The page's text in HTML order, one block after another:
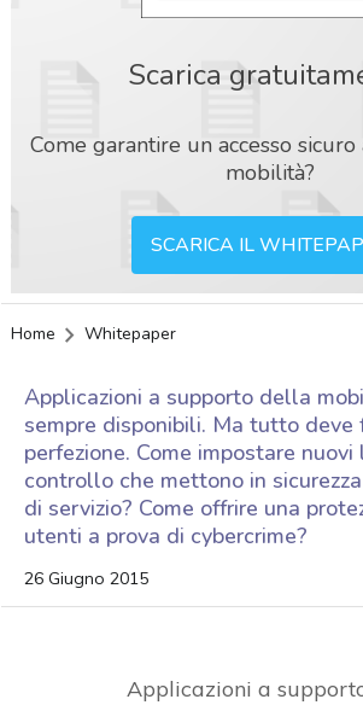
Scarica
Come garantire un accesso
mobilità?
SCARICA IL
Home Whitepaper
Applicazioni a supporto della
sempre disponibili. Ma tutto deve
perfezione. Come impostare
controllo che mettono in
di servizio? Come offrire una
utenti a prova di cybercrime?
26 Giugno 2015
Applicazioni a